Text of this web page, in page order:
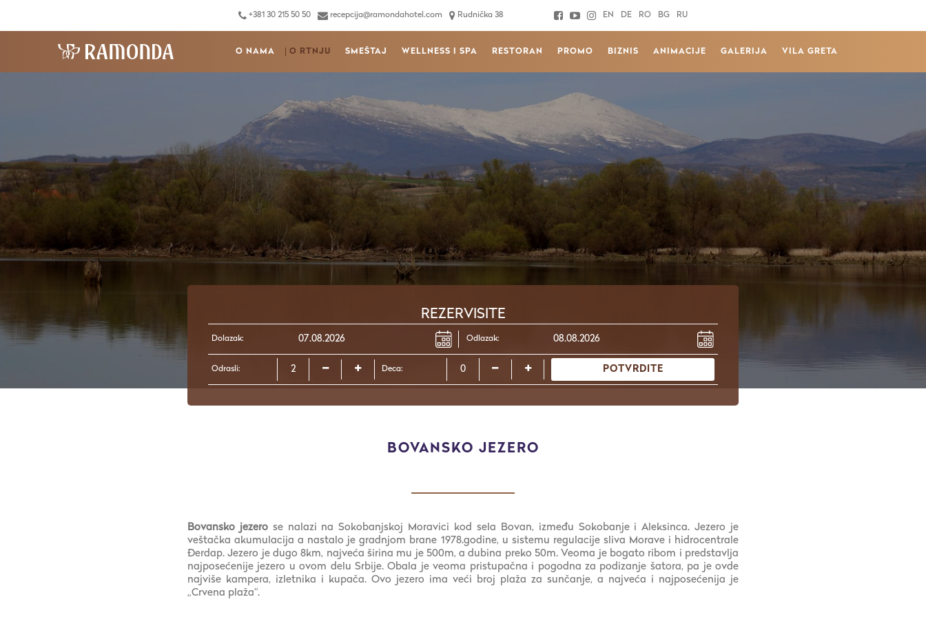
+381 30 215 50 50 recepcija@ramondahotel.com Rudnička 38 EN DE RO BG RU
O NAMA O RTNJU SMEŠTAJ WELLNESS I SPA RESTORAN PROMO BIZNIS ANIMACIJE GALERIJA VILA GRETA
REZERVISITE
Dolazak: Odlazak:
Odrasli: Deca: POTVRDITE
BOVANSKO JEZERO
Bovansko jezerose nalazi na Sokobanjskoj Moravici kod sela Bovan, između Sokobanje i Aleksinca. Jezero je
veštačka akumulacija a nastalo je gradnjom brane 1978.godine, u sistemu regulacije sliva Morave i hidrocentrale
Đerdap. Jezero je dugo 8km, najveća širina mu je 500m, a dubina preko 50m. Veoma je bogato ribom i predstavlja
najposećenije jezero u ovom delu Srbije. Obala je veoma pristupačna i pogodna za podizanje šatora, pa je ovde
najviše kampera, izletnika i kupača. Ovo jezero ima veći broj plaža za sunčanje, a najveća i najposećenija je
„Crvena plaža“.